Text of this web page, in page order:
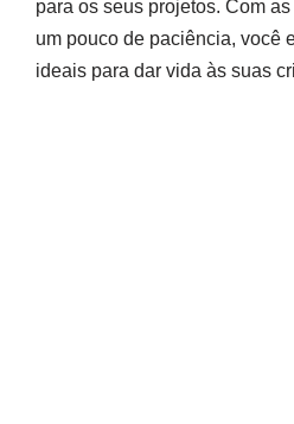
para os seus projetos. Com
um pouco de paciência, você
ideais para dar vida às suas